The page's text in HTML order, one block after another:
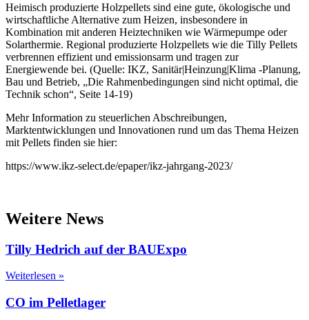
Heimisch produzierte Holzpellets sind eine gute, ökologische und
wirtschaftliche Alternative zum Heizen, insbesondere in
Kombination mit anderen Heiztechniken wie Wärmepumpe oder
Solarthermie. Regional produzierte Holzpellets wie die Tilly Pellets
verbrennen effizient und emissionsarm und tragen zur
Energiewende bei. (Quelle: IKZ, Sanitär|Heinzung|Klima -Planung,
Bau und Betrieb, „Die Rahmenbedingungen sind nicht optimal, die
Technik schon“, Seite 14-19)
Mehr Information zu steuerlichen Abschreibungen,
Marktentwicklungen und Innovationen rund um das Thema Heizen
mit Pellets finden sie hier:
https://www.ikz-select.de/epaper/ikz-jahrgang-2023/
Weitere News
Tilly Hedrich auf der BAUExpo
Weiterlesen »
CO im Pelletlager